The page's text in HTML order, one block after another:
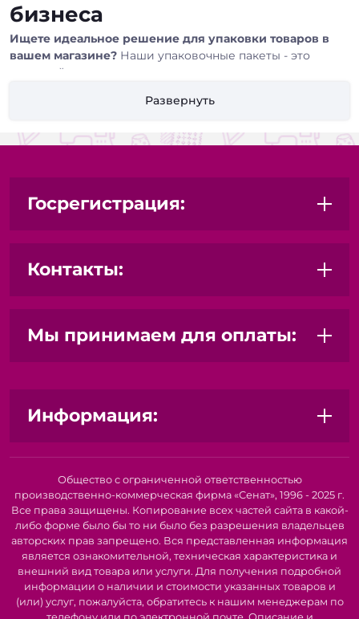
бизнеса
Ищете идеальное решение для упаковки товаров в
вашем магазине? Наши упаковочные пакеты - это
широкий ассортимент материалов, размеров и
продукцию в лучшем свете, обеспечить ее сохранность
Полиэтиленовые пакеты (ПВД, ПНД):
Бумажные пакеты:
выбор, подчеркивающий заботу о природе и
подходят для продуктов питания, одежды и
подарков.
продуктов, косметики и мелких деталей.
для ювелирных изделий до больших пакетов для
одежды и обуви.
Различные типы ручек:Петлевые, вырубные,
веревочные, пластиковые - выберите наиболее
удобный и подходящий для вашего товара вариант.
Возможность нанесения логотипа и дизайна:
Персонализируйте пакеты, чтобы повысить
узнаваемость вашего бренда и создать
Развернуть
Госрегистрация:
Контакты:
Мы принимаем для оплаты:
Информация:
Общество с ограниченной ответственностью
производственно-коммерческая фирма «Сенат», 1996 - 2025 г.
Все права защищены. Копирование всех частей сайта в какой-
либо форме было бы то ни было без разрешения владельцев
авторских прав запрещено. Вся представленная информация
является ознакомительной, техническая характеристика и
внешний вид товара или услуги. Для получения подробной
информации о наличии и стоимости указанных товаров и
(или) услуг, пожалуйста, обратитесь к нашим менеджерам по